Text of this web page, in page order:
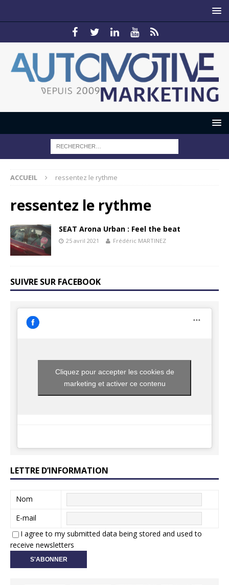
ACCUEIL ressentez le rythme
ressentez le rythme
SEAT Arona Urban : Feel the beat
25 avril 2021 Frédéric MARTINEZ
SUIVRE SUR FACEBOOK
Cliquez pour accepter les cookies de
marketing et activer ce contenu
LETTRE D’INFORMATION
Nom
E-mail
I agree to my submitted data being stored and used to
receive newsletters